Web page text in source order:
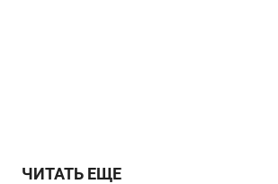
ЧИТАТЬ ЕЩЕ